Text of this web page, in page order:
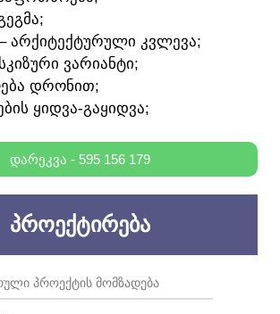
ᲐᲠᲥᲘᲢᲔᲥᲢᲣᲠᲣᲚᲘ ᲙᲕᲚᲔᲕᲐ;
ᲕᲐᲠᲘᲐᲜᲢᲘ;
ᲓᲠᲝᲜᲘᲗ;
ᲧᲘᲓᲕᲐ-ᲒᲐᲧᲘᲓᲕᲐ;
ᲓᲐᲠᲔᲙᲕᲐ - 595 156 179
ᲞᲠᲝᲔᲥᲢᲘᲠᲔᲑᲐ
ᲞᲠᲝᲔᲥᲢᲘᲡ ᲛᲝᲛᲖᲐᲓᲔᲑᲐ